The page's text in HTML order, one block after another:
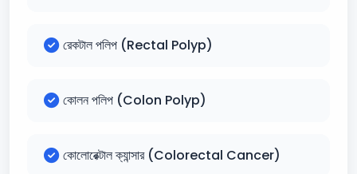
রেকটাল পলিপ (Rectal Polyp)
কোলন পলিপ (Colon Polyp)
কোলোরেক্টাল ক্যান্সার (Colorectal Cancer)